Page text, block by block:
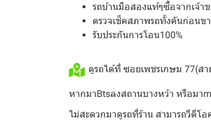
รถบ้านมือสองแท้ๆซื้อจากเจ้า
ตรวจเช็คสภาพรถทั้งคันก่อนข
รับประกันการโอน100%
ดูรถได้ที่ ซอยเพชรเกษม 77(ส
หากมาBtsลงสถานบางหว้า หรือมา
ไม่สะดวกมาดูรถที่ร้าน สามารถวีดีโ